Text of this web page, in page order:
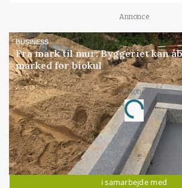
Annonce
BUSINESS
Fra mark til mur: Byggeriet kan
marked for biokul
Annonce
Loading...
Jobs
i samarbejde med